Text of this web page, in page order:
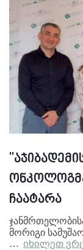
ჩაატარა
მორიგი
… იხილეთ